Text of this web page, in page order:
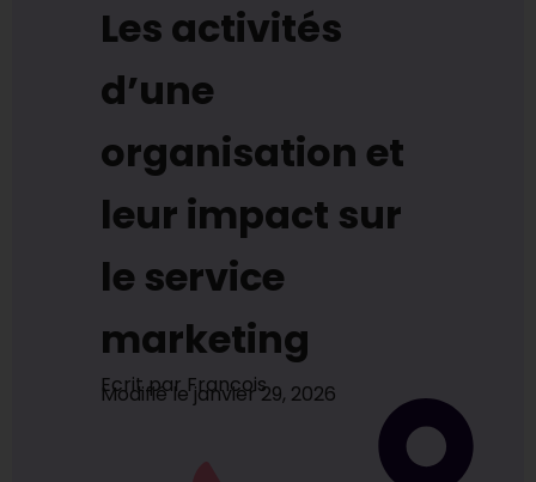
Les activités
d’une
organisation et
leur impact sur
le service
marketing
Ecrit parFrancois
Modifié le janvier 29, 2026